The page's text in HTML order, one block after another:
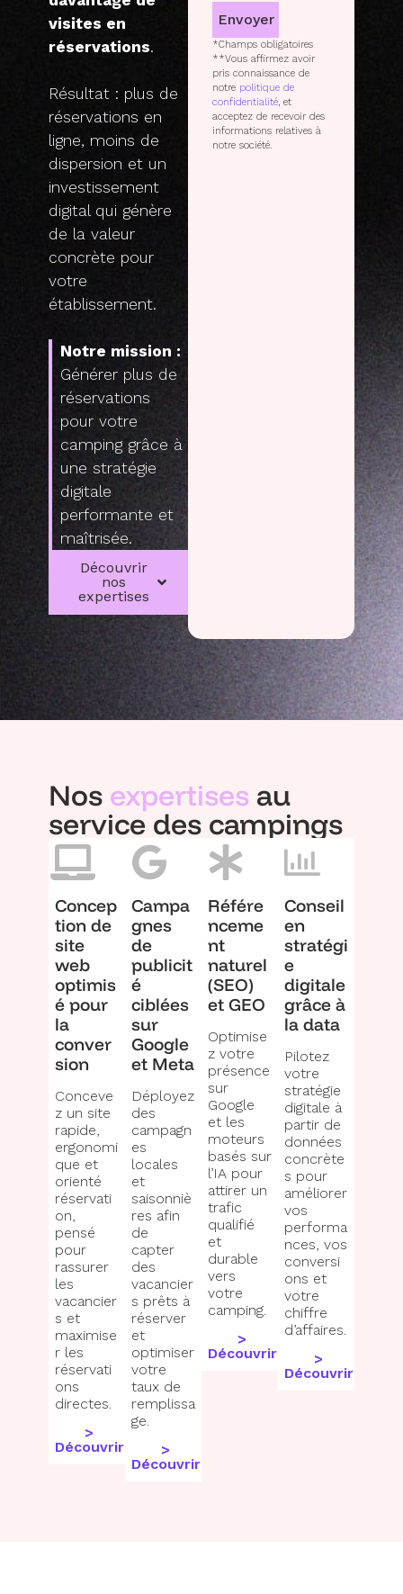
visites en
réservations.
Résultat : plus de
réservations en
ligne, moins de
dispersion et un
investissement
digital qui génère
de la valeur
concrète pour
votre
établissement.
Notre mission :
Générer plus de
réservations
pour votre
camping grâce à
une stratégie
digitale
performante et
maîtrisée.
Découvrir
nos
expertises
Envoyer
*Champs obligatoires
**Vous affirmez avoir
pris connaissance de
notre politique de
confidentialité, et
acceptez de recevoir des
informations relatives à
notre société.
Nos expertises au
service des campings
Concep
tion de
site
web
optimis
é pour
la
conver
sion
Conceve
z un site
rapide,
ergonomi
que et
orienté
réservati
on,
pensé
pour
rassurer
les
vacancier
s et
maximise
r les
réservati
ons
directes.
>
Découvrir
Campa
gnes
de
publicit
é
ciblées
sur
Google
et Meta
Déployez
des
campagn
es
locales
et
saisonniè
res afin
de
capter
des
vacancier
s prêts à
réserver
et
optimiser
votre
taux de
remplissa
ge.
>
Découvrir
Référe
nceme
nt
naturel
(SEO)
et GEO
Optimise
z votre
présence
sur
Google
et les
moteurs
basés sur
l’IA pour
attirer un
trafic
qualifié
et
durable
vers
votre
camping.
>
Découvrir
Conseil
en
stratégi
e
digitale
grâce à
la data
Pilotez
votre
stratégie
digitale à
partir de
données
concrète
s pour
améliorer
vos
performa
nces, vos
conversi
ons et
votre
chiffre
d’affaires.
>
Découvrir